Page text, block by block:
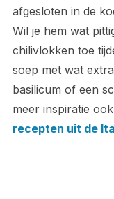
afgesloten in de
Wil je hem wat
chilivlokken toe
soep met wat
basilicum of een
meer inspiratie
recepten uit de